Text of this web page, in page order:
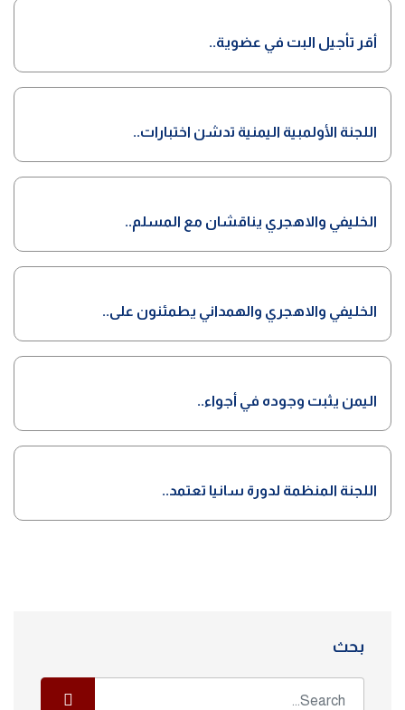
أقر تأجيل البت في عضوية..
اللجنة الأولمبية اليمنية تدشن اختبارات..
الخليفي والاهجري يناقشان مع المسلم..
الخليفي والاهجري والهمداني يطمئنون على..
اليمن يثبت وجوده في أجواء..
اللجنة المنظمة لدورة سانيا تعتمد..
بحث